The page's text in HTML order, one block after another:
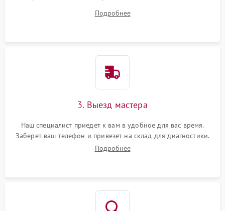
Подробнее
3. Выезд мастера
Наш специалист приедет к вам в удобное для вас время.
Заберет ваш телефон и привезет на склад для диагностики.
Подробнее